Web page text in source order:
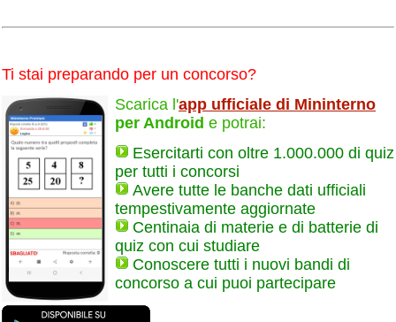
Ti stai preparando per un concorso?
Scarica l'app ufficiale di Mininterno
per Android e potrai:
Esercitarti con oltre 1.000.000 di quiz
per tutti i concorsi
Avere tutte le banche dati ufficiali
tempestivamente aggiornate
Centinaia di materie e di batterie di
quiz con cui studiare
Conoscere tutti i nuovi bandi di
concorso a cui puoi partecipare